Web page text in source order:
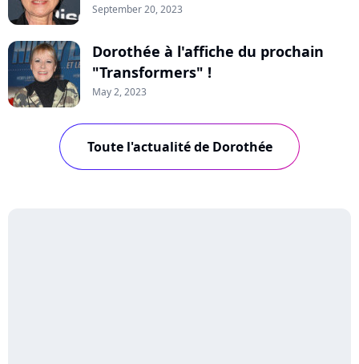
September 20, 2023
Dorothée à l'affiche du prochain
"Transformers" !
May 2, 2023
Toute l'actualité de Dorothée